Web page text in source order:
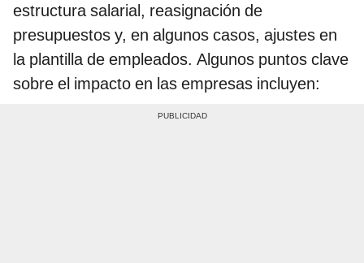
estructura salarial, reasignación de
presupuestos y, en algunos casos, ajustes en
la plantilla de empleados. Algunos puntos clave
sobre el impacto en las empresas incluyen: